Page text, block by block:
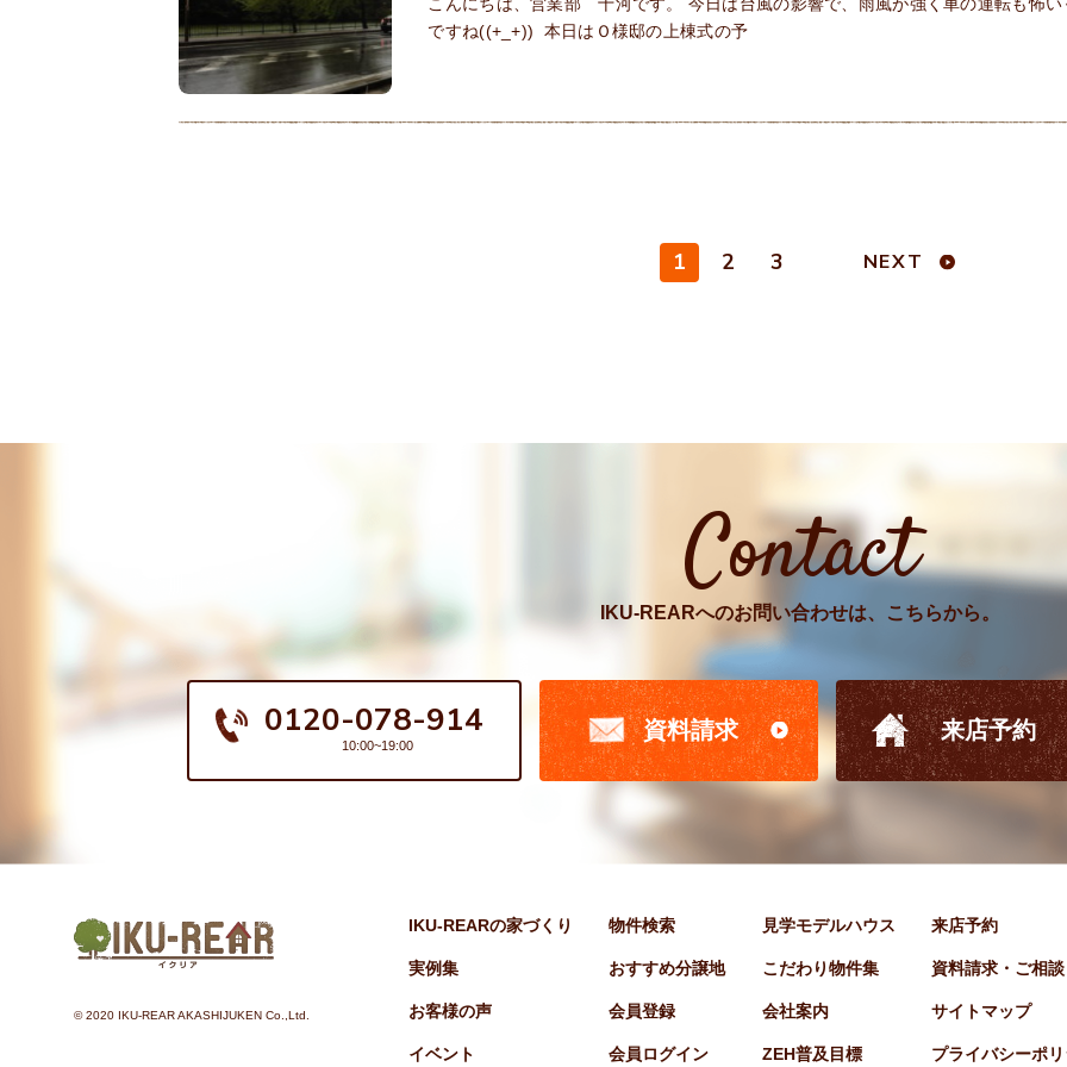
ですね((+_+)) 本日はＯ様邸の上棟式の予
1 2 3 NEXT
Contact
IKU-REARへのお問い合わせは、こちらから。
0120-078-914
10:00~19:00
資料請求 来店予約
©︎ 2020 IKU-REAR AKASHIJUKEN Co.,Ltd.
IKU-REARの家づくり
実例集
お客様の声
イベント
物件検索
おすすめ分譲地
会員登録
会員ログイン
見学モデルハウス
こだわり物件集
会社案内
ZEH普及目標
来店予約
資料請求・ご相談
サイトマップ
プライバシーポ